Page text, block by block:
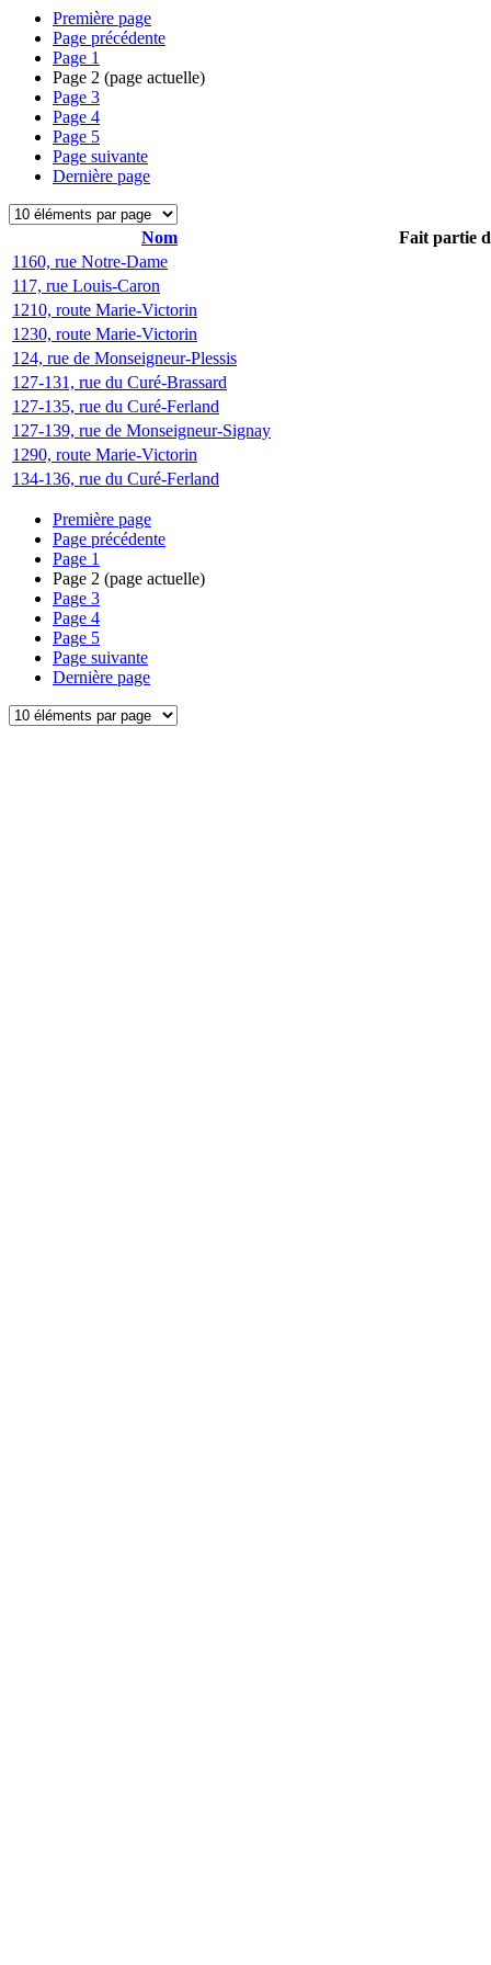
Première page
Page précédente
Page 1
Page 2 (page actuelle)
Page 3
Page 4
Page 5
Page suivante
Dernière page
Nom
Fait partie
1160, rue Notre-Dame
117, rue Louis-Caron
1210, route Marie-Victorin
1230, route Marie-Victorin
124, rue de Monseigneur-Plessis
127-131, rue du Curé-Brassard
127-135, rue du Curé-Ferland
127-139, rue de Monseigneur-Signay
1290, route Marie-Victorin
134-136, rue du Curé-Ferland
Première page
Page précédente
Page 1
Page 2 (page actuelle)
Page 3
Page 4
Page 5
Page suivante
Dernière page